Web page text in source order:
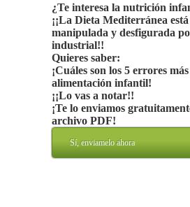
¿Te interesa la nutrición
¡¡La Dieta Mediterránea
manipulada y desfigurada
industrial!!
Quieres saber:
¡Cuáles son los 5 errores
alimentación infantil!
¡¡Lo vas a notar!!
¡Te lo enviamos
archivo PDF!
Sí, enviamelo ahora